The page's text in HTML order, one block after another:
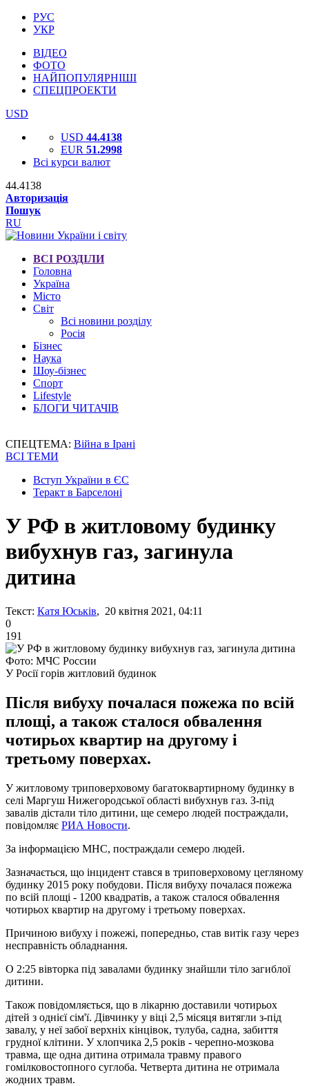
РУС
УКР
ВІДЕО
ФОТО
НАЙПОПУЛЯРНІШІ
СПЕЦПРОЕКТИ
USD
USD 44.4138
EUR 51.2998
Всі курси валют
44.4138
Авторизація
Пошук
RU
ВСІ РОЗДІЛИ
Головна
Україна
Місто
Світ
Всі новини розділу
Росія
Бізнес
Наука
Шоу-бізнес
Спорт
Lifestyle
БЛОГИ ЧИТАЧІВ
СПЕЦТЕМА: Війна в Ірані
ВСІ ТЕМИ
Вступ України в ЄС
Теракт в Барселоні
У РФ в житловому будинку
вибухнув газ, загинула
дитина
Текст: Катя Юськів, 20 квітня 2021, 04:11
0
191
Фото: МЧС России
У Росії горів житловий будинок
Після вибуху почалася пожежа по всій
площі, а також сталося обвалення
чотирьох квартир на другому і
третьому поверхах.
У житловому триповерховому багатоквартирному будинку в
селі Маргуш Нижегородської області вибухнув газ. З-під
завалів дістали тіло дитини, ще семеро людей постраждали,
повідомляє РИА Новости.
За інформацією МНС, постраждали семеро людей.
Зазначається, що інцидент стався в триповерховому цегляному
будинку 2015 року побудови. Після вибуху почалася пожежа
по всій площі - 1200 квадратів, а також сталося обвалення
чотирьох квартир на другому і третьому поверхах.
Причиною вибуху і пожежі, попередньо, став витік газу через
несправність обладнання.
О 2:25 вівторка під завалами будинку знайшли тіло загиблої
дитини.
Також повідомляється, що в лікарню доставили чотирьох
дітей з однієї сім'ї. Дівчинку у віці 2,5 місяця витягли з-під
завалу, у неї забої верхніх кінцівок, тулуба, садна, забиття
грудної клітини. У хлопчика 2,5 років - черепно-мозкова
травма, ще одна дитина отримала травму правого
гомілковостопного суглоба. Четверта дитина не отримала
жодних травм.